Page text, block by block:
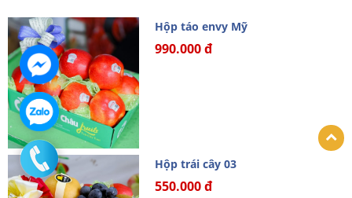
Hộp táo envy Mỹ
990.000 đ
Hộp trái cây 03
550.000 đ